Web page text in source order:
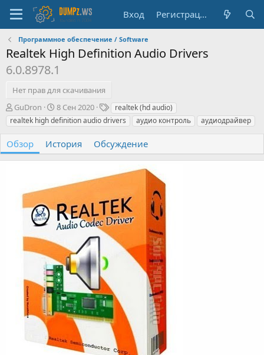
Вход Регистрация
Программное обеспечение / Software
Realtek High Definition Audio Drivers
6.0.8978.1
Нет прав для скачивания
А
в
т
о
р
GuDron
Д
а
т
с
о
н
и
я
8 Сен 2020
Т
е
г
realtek (hd audio)
realtek high definition audio drivers
аудио контроль аудиодрайвер
Обзор История Обсуждение